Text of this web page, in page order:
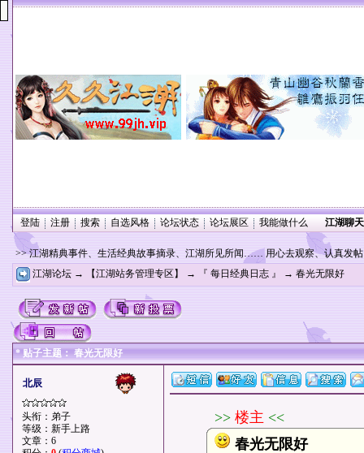
登陆 注册 搜索 自选风格 论坛状态 论坛展区 我能做什么 江湖聊
>> 江湖精典事件、生活经典故事摘录、江湖所见所闻…… 用心去观察、认真发
江湖论坛 → 【江湖站务管理专区】 → 『 每日经典日志 』 → 春光无限好
* 贴子主题： 春光无限好
北辰
头衔：弟子
等级：新手上路
文章：6
>> 楼主 <<
春光无限好